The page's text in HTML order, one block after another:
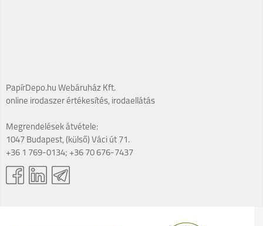
PapírDepo.hu Webáruház Kft.
online irodaszer értékesítés, irodaellátás
Megrendelések átvétele:
1047 Budapest, (külső) Váci út 71.
+36 1 769-0134; +36 70 676-7437